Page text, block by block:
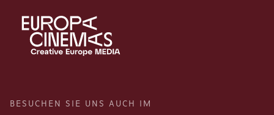
BESUCHEN SIE UNS AUCH IM